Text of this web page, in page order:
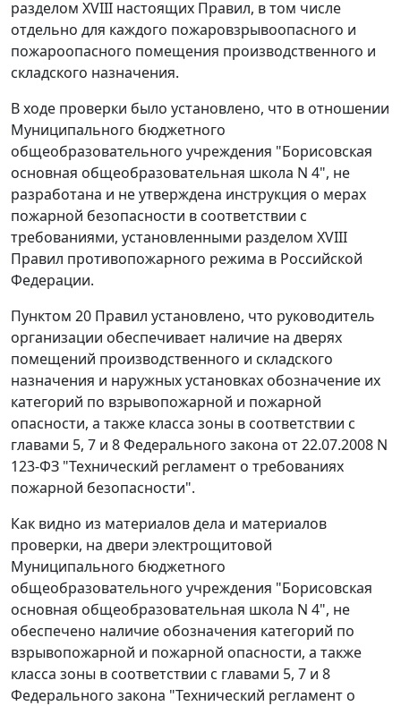
разделом XVIII настоящих Правил, в том числе
отдельно для каждого пожаровзрывоопасного и
пожароопасного помещения производственного и
складского назначения.
В ходе проверки было установлено, что в отношении
Муниципального бюджетного
общеобразовательного учреждения "Борисовская
основная общеобразовательная школа N 4", не
разработана и не утверждена инструкция о мерах
пожарной безопасности в соответствии с
требованиями, установленными разделом XVIII
Правил противопожарного режима в Российской
Федерации.
Пунктом 20 Правил установлено, что руководитель
организации обеспечивает наличие на дверях
помещений производственного и складского
назначения и наружных установках обозначение их
категорий по взрывопожарной и пожарной
опасности, а также класса зоны в соответствии с
главами 5, 7 и 8Федерального закона от 22.07.2008 N
123-ФЗ "Технический регламент о требованиях
пожарной безопасности".
Как видно из материалов дела и материалов
проверки, на двери электрощитовой
Муниципального бюджетного
общеобразовательного учреждения "Борисовская
основная общеобразовательная школа N 4", не
обеспечено наличие обозначения категорий по
взрывопожарной и пожарной опасности, а также
класса зоны в соответствии с главами 5, 7 и 8
Федерального закона "Технический регламент о